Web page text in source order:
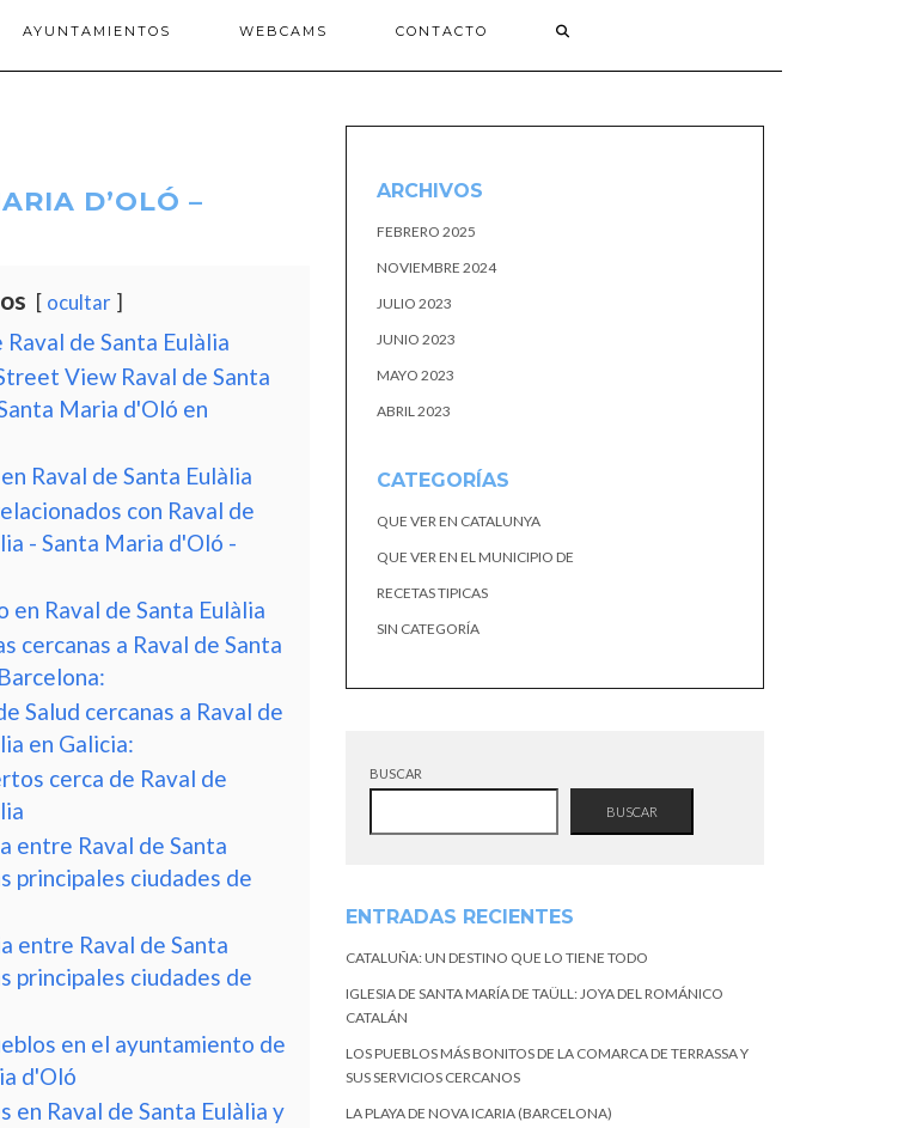
AYUNTAMIENTOS WEBCAMS CONTACTO
D’OLÓ –
ocultar
Raval de Santa Eulàlia
View Raval de Santa
Maria d'Oló en
Raval de Santa Eulàlia
con Raval de
- Santa Maria d'Oló -
en Raval de Santa Eulàlia
cercanas a Raval de Santa
Salud cercanas a Raval de
en Galicia:
cerca de Raval de
entre Raval de Santa
principales ciudades de
entre Raval de Santa
principales ciudades de
en el ayuntamiento de
d'Oló
en Raval de Santa Eulàlia y
ARCHIVOS
FEBRERO 2025
NOVIEMBRE 2024
JULIO 2023
JUNIO 2023
MAYO 2023
ABRIL 2023
CATEGORÍAS
QUE VER EN CATALUNYA
QUE VER EN EL MUNICIPIO DE
RECETAS TIPICAS
SIN CATEGORÍA
BUSCAR
BUSCAR
ENTRADAS RECIENTES
CATALUÑA: UN DESTINO QUE LO TIENE TODO
IGLESIA DE SANTA MARÍA DE TAÜLL: JOYA DEL ROMÁNICO
CATALÁN
LOS PUEBLOS MÁS BONITOS DE LA COMARCA DE TERRASSA Y
SUS SERVICIOS CERCANOS
LA PLAYA DE NOVA ICARIA (BARCELONA)